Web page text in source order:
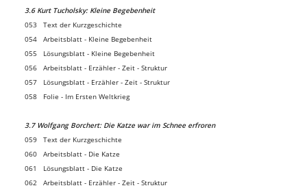
3.6 Kurt Tucholsky: Kleine Begebenheit
053 Text der Kurzgeschichte
054 Arbeitsblatt - Kleine Begebenheit
055 Lösungsblatt - Kleine Begebenheit
056 Arbeitsblatt - Erzähler - Zeit - Struktur
057 Lösungsblatt - Erzähler - Zeit - Struktur
058 Folie - Im Ersten Weltkrieg
3.7 Wolfgang Borchert: Die Katze war im Schnee erfroren
059 Text der Kurzgeschichte
060 Arbeitsblatt - Die Katze
061 Lösungsblatt - Die Katze
062 Arbeitsblatt - Erzähler - Zeit - Struktur